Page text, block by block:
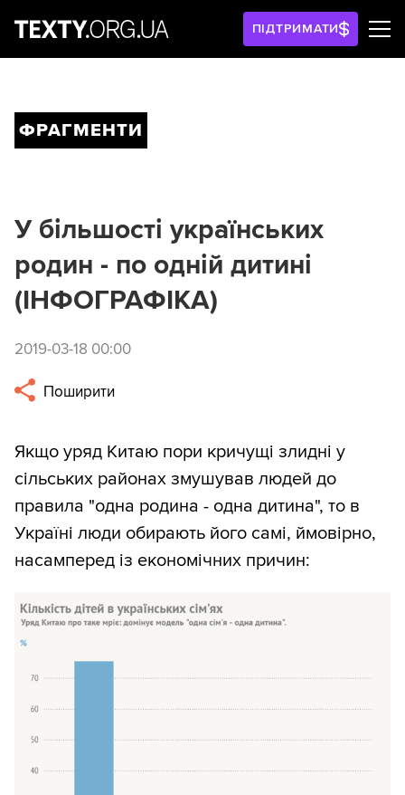
ПІДТРИМАТИ
ФРАГМЕНТИ
У більшості українських
родин - по одній дитині
(ІНФОГРАФІКА)
2019-03-18 00:00
Поширити
Якщо уряд Китаю пори кричущі злидні у
сільських районах змушував людей до
правила "одна родина - одна дитина", то в
Україні люди обирають його самі, ймовірно,
насамперед із економічних причин: